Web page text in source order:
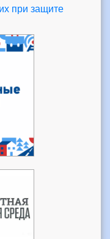
при защите